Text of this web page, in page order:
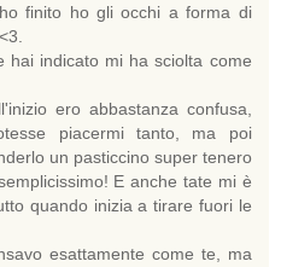
finito ho gli occhi a forma di
hai indicato mi ha sciolta come
ero abbastanza confusa,
piacermi tanto, ma poi
un pasticcino super tenero
E anche tate mi è
quando inizia a tirare fuori le
esattamente come te, ma